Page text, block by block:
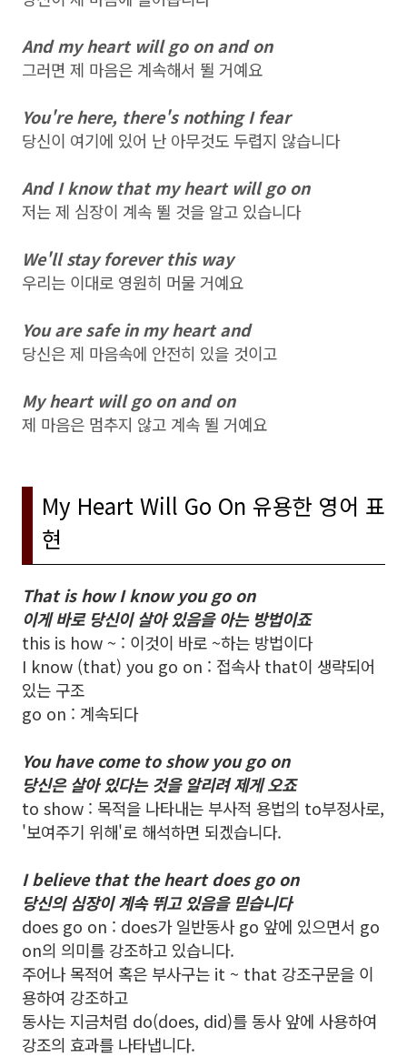
And my heart will go on and on
그러면 제 마음은 계속해서 뛸 거예요
You're here, there's nothing I fear
당신이 여기에 있어 난 아무것도 두렵지 않습니다
And I know that my heart will go on
저는 제 심장이 계속 뛸 것을 알고 있습니다
We'll stay forever this way
우리는 이대로 영원히 머물 거예요
You are safe in my heart and
당신은 제 마음속에 안전히 있을 것이고
My heart will go on and on
제 마음은 멈추지 않고 계속 뛸 거예요
My Heart Will Go On 유용한 영어 표
현
That is how I know you go on
이게 바로 당신이 살아 있음을 아는 방법이죠
this is how ~ : 이것이 바로 ~하는 방법이다
I know (that) you go on : 접속사 that이 생략되어
있는 구조
go on : 계속되다
You have come to show you go on
당신은 살아 있다는 것을 알리려 제게 오죠
to show : 목적을 나타내는 부사적 용법의 to부정사로,
'보여주기 위해'로 해석하면 되겠습니다.
I believe that the heart does go on
당신의 심장이 계속 뛰고 있음을 믿습니다
does go on : does가 일반동사 go 앞에 있으면서 go
on의 의미를 강조하고 있습니다.
주어나 목적어 혹은 부사구는 it ~ that 강조구문을 이
용하여 강조하고
동사는 지금처럼 do(does, did)를 동사 앞에 사용하여
강조의 효과를 나타냅니다.